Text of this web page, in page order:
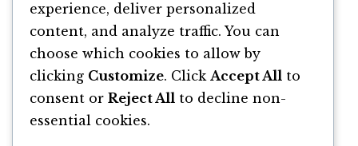
Administratorul Site-ului nu isi asuma
obligatia si nu garanteaza implicit sau expres
pentru continutul de orice fel al Site-ului,
sau pentru intreg continutul oferit de catre
Utilizatori. Administratorul Site-ului va face
toate eforturile rezonabile pentru a asigura
experience, deliver personalized
content, and analyze traffic. You can
choose which cookies to allow by
clicking Customize. Click Accept All to
consent or Reject All to decline non-
essential cookies.